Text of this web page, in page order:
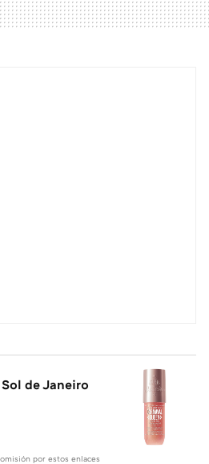
de Janeiro
por estos enlaces